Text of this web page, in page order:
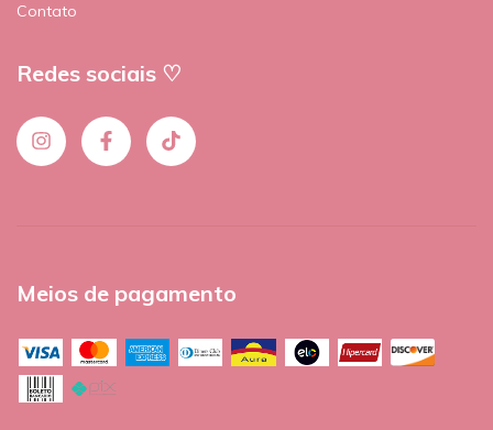
Contato
Redes sociais ♡
Meios de pagamento